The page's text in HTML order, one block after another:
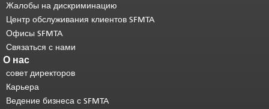
Жалобы на дискриминацию
Центр обслуживания клиентов SFMTA
Офисы SFMTA
Связаться с нами
О нас
совет директоров
Карьера
Ведение бизнеса с SFMTA